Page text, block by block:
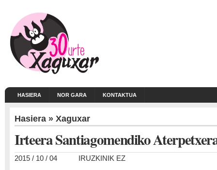
HASIERA NOR GARA KONTAKTUA
Hasiera » Xaguxar
Irteera Santiagomendiko
2015 / 10 / 04 IRUZKINIK EZ